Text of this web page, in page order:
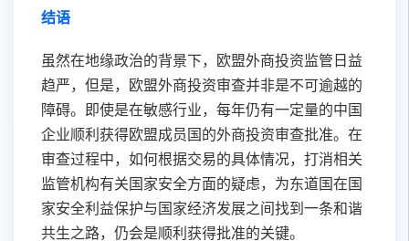
结语
虽然在地缘政治的背景下，欧盟外商投资监管日益
趋严，但是，欧盟外商投资审查并非是不可逾越的
障碍。即使是在敏感行业，每年仍有一定量的中国
企业顺利获得欧盟成员国的外商投资审查批准。在
审查过程中，如何根据交易的具体情况，打消相关
监管机构有关国家安全方面的疑虑，为东道国在国
家安全利益保护与国家经济发展之间找到一条和谐
共生之路，仍会是顺利获得批准的关键。